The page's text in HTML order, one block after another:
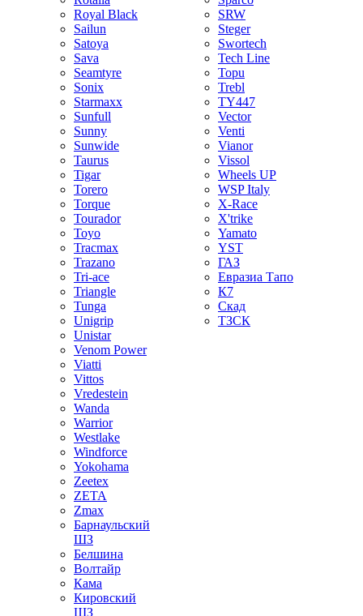
Royal Black
Sailun
Satoya
Sava
Seamtyre
Sonix
Starmaxx
Sunfull
Sunny
Sunwide
Taurus
Tigar
Torero
Torque
Tourador
Toyo
Tracmax
Trazano
Tri-ace
Triangle
Tunga
Unigrip
Unistar
Venom Power
Viatti
Vittos
Vredestein
Wanda
Warrior
Westlake
Windforce
Yokohama
Zeetex
ZETA
Zmax
Барнаульский
ШЗ
Белшина
Волтайр
Кама
Кировский
ШЗ
SRW
Steger
Swortech
Tech Line
Topu
Trebl
TY447
Vector
Venti
Vianor
Vissol
Wheels UP
WSP Italy
X-Race
X'trike
Yamato
YST
ГАЗ
Евразиа Тапо
К7
Скад
ТЗСК